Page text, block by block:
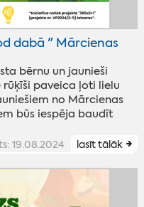
dabā " Mārcienas
bērnu un jaunieši
paveica ļoti lielu
no Mārcienas
būs iespēja baudīt
19.08.2024 lasīt tālāk